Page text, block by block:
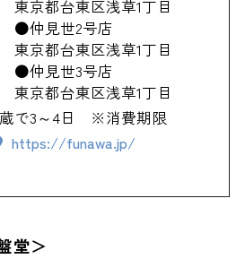
東京都台東区浅草1丁目
●仲見世2号店
東京都台東区浅草1丁目
●仲見世3号店
東京都台東区浅草1丁目
で3～4日 ※消費期限
https://funawa.jp/
堂＞